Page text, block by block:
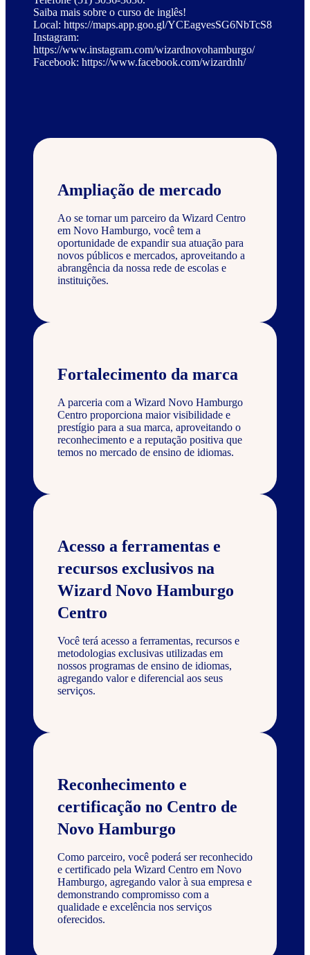
Saiba mais sobre o curso de inglês!
Local: https://maps.app.goo.gl/YCEagvesSG6NbTcS8
Instagram:
https://www.instagram.com/wizardnovohamburgo/
Facebook: https://www.facebook.com/wizardnh/
Ampliação de mercado
Ao se tornar um parceiro da Wizard Centro
em Novo Hamburgo, você tem a
oportunidade de expandir sua atuação para
novos públicos e mercados, aproveitando a
abrangência da nossa rede de escolas e
instituições.
Fortalecimento da marca
A parceria com a Wizard Novo Hamburgo
Centro proporciona maior visibilidade e
prestígio para a sua marca, aproveitando o
reconhecimento e a reputação positiva que
temos no mercado de ensino de idiomas.
Acesso a ferramentas e
recursos exclusivos na
Wizard Novo Hamburgo
Centro
Você terá acesso a ferramentas, recursos e
metodologias exclusivas utilizadas em
nossos programas de ensino de idiomas,
agregando valor e diferencial aos seus
serviços.
Reconhecimento e
certificação no Centro de
Novo Hamburgo
Como parceiro, você poderá ser reconhecido
e certificado pela Wizard Centro em Novo
Hamburgo, agregando valor à sua empresa e
demonstrando compromisso com a
qualidade e excelência nos serviços
oferecidos.